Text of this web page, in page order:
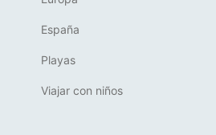
España
Playas
Viajar con niños